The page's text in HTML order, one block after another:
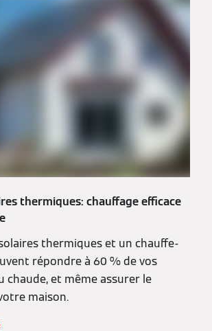
thermiques: chauffage efficace
thermiques et un chauffe-
répondre à 60 % de vos
chaude, et même assurer le
maison.